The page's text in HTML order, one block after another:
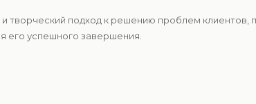
подход к решению проблем клиентов,
его успешного завершения.